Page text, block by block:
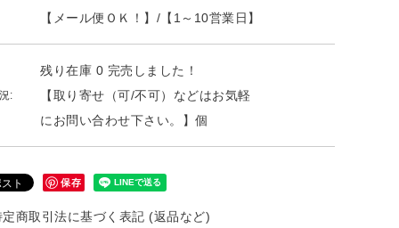
【メール便ＯＫ！】/【1～10営業日】
:
残り在庫 0 完売しました！
【取り寄せ（可/不可）などはお気軽
にお問い合わせ下さい。】個
保存
定商取引法に基づく表記 (返品など)